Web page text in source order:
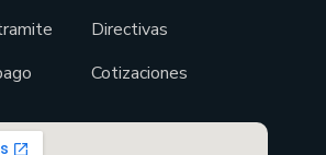
Directivas
Cotizaciones